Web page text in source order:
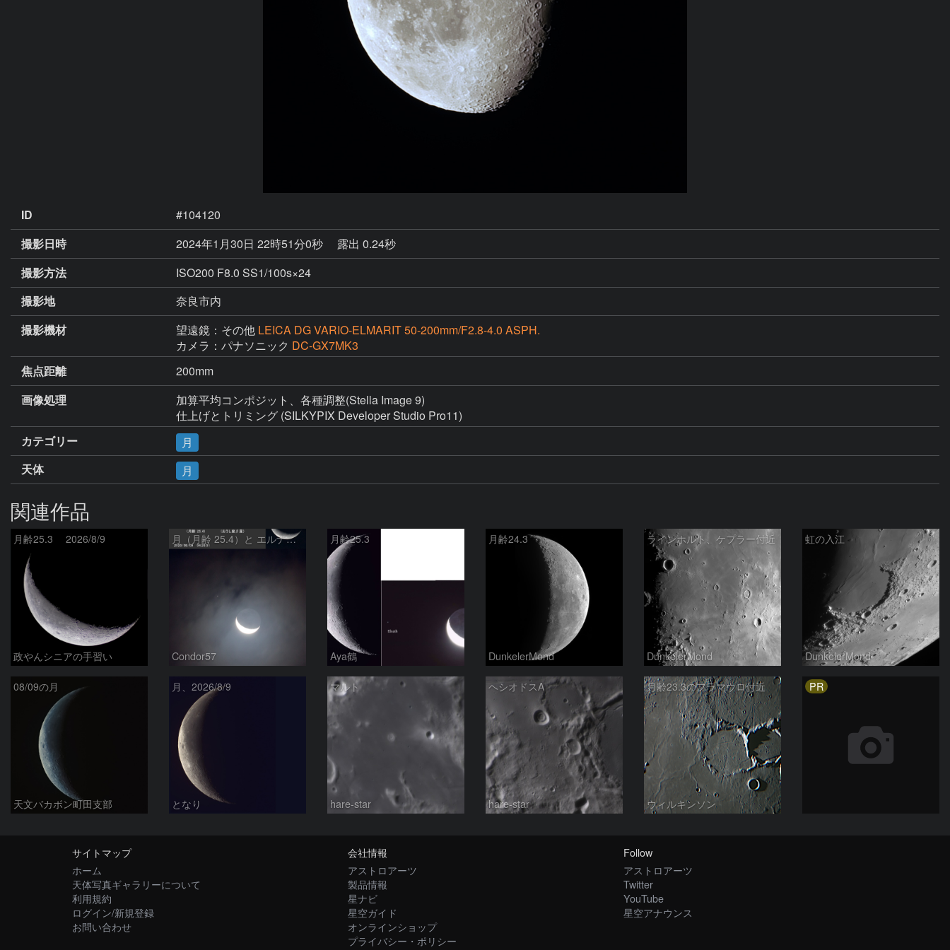
ID
#104120
撮影日時
2024年1月30日 22時51分0秒
露出 0.24秒
撮影方法
ISO200 F8.0 SS1/100s×24
撮影地
奈良市内
撮影機材
望遠鏡：その他 LEICA DG VARIO-ELMARIT 50-200mm/F2.8-4.0 ASPH.
カメラ：パナソニック DC-GX7MK3
焦点距離
200mm
画像処理
加算平均コンポジット、各種調整(Stella Image 9)
仕上げとトリミング (SILKYPIX Developer Studio Pro11)
カテゴリー
月
天体
月
関連作品
月齢25.3 2026/8/9
政やんシニアの手習い
月（月齢 25.4）と エルナト（おうし座β星）
Condor57
月齢25.3
Aya鶴
月齢24.3
DunkelerMond
ラインホルト、ケプラー付近
DunkelerMond
虹の入江
DunkelerMond
08/09の月
天文バカボン町田支部
月、2026/8/9
となり
マルト
hare-star
ヘシオドスA
hare-star
月齢23.3のフラマウロ付近
ウィルキンソン
PR
サイトマップ
ホーム
天体写真ギャラリーについて
利用規約
ログイン/新規登録
お問い合わせ
会社情報
アストロアーツ
製品情報
星ナビ
星空ガイド
オンラインショップ
プライバシー・ポリシー
Follow
アストロアーツ
Twitter
YouTube
星空アナウンス